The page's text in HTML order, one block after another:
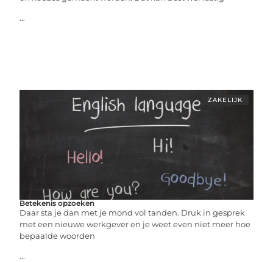
...
ZAKELIJK
Betekenis opzoeken
Daar sta je dan met je mond vol tanden. Druk in gesprek
met een nieuwe werkgever en je weet even niet meer hoe
bepaalde woorden
...